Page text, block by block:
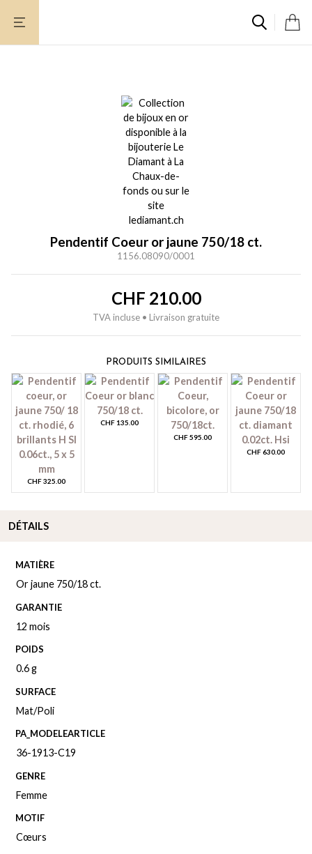
Pendentif Coeur or jaune 750/18 ct.
1156.08090/0001
CHF 210.00
TVA incluse • Livraison gratuite
PRODUITS SIMILAIRES
CHF325.00
CHF 135.00
CHF595.00
CHF630.00
MATIÈRE
Or jaune 750/18 ct.
GARANTIE
12 mois
POIDS
0.6 g
SURFACE
Mat/Poli
PA_MODELEARTICLE
36-1913-C19
GENRE
Femme
MOTIF
Cœurs
DÉTAILS